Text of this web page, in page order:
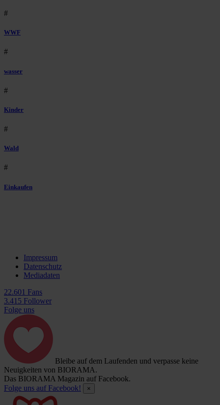
#
WWF
#
wasser
#
Kinder
#
Wald
#
Einkaufen
Impressum
Datenschutz
Mediadaten
22.601 Fans
3.415 Follower
Folge uns
Bleibe auf dem Laufenden und verpasse keine
Neuigkeiten von BIORAMA.
Das BIORAMA Magazin auf Facebook.
Folge uns auf Facebook!
×